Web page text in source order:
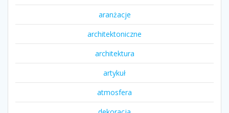
aranżacje
architektoniczne
architektura
artykuł
atmosfera